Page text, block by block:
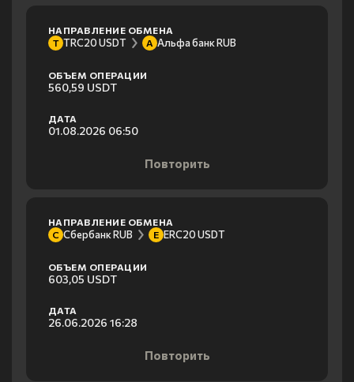
НАПРАВЛЕНИЕ ОБМЕНА
T TRC20 USDT А Альфа банк RUB
ОБЪЕМ ОПЕРАЦИИ
560,59 USDT
ДАТА
01.08.2026 06:50
Повторить
НАПРАВЛЕНИЕ ОБМЕНА
С Сбербанк RUB E ERC20 USDT
ОБЪЕМ ОПЕРАЦИИ
603,05 USDT
ДАТА
26.06.2026 16:28
Повторить